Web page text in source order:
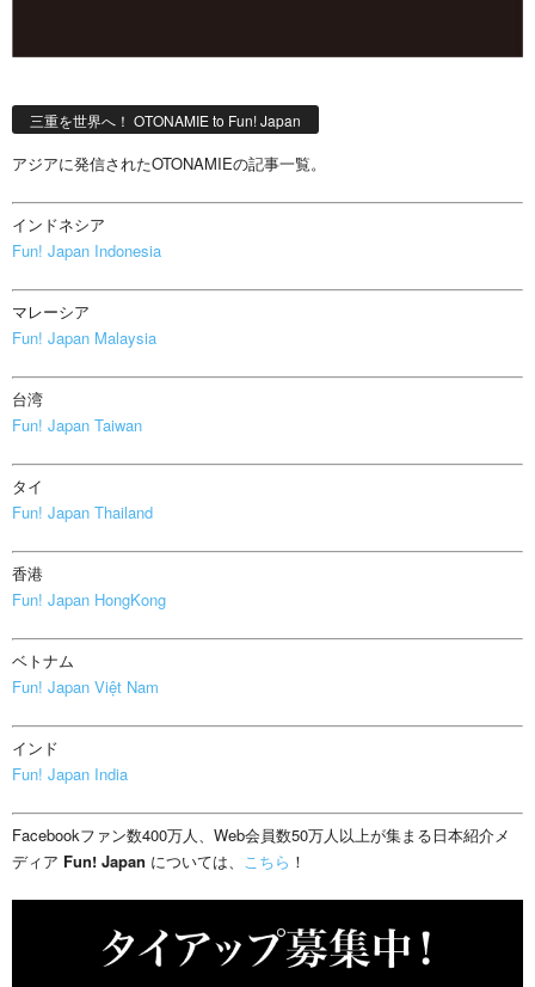
三重を世界へ！ OTONAMIE to Fun! Japan
アジアに発信されたOTONAMIEの記事一覧。
インドネシア
Fun! Japan Indonesia
マレーシア
Fun! Japan Malaysia
台湾
Fun! Japan Taiwan
タイ
Fun! Japan Thailand
香港
Fun! Japan HongKong
ベトナム
Fun! Japan Việt Nam
インド
Fun! Japan India
Facebookファン数400万人、Web会員数50万人以上が集まる日本紹介メ
ディア Fun! Japan については、 こちら ！